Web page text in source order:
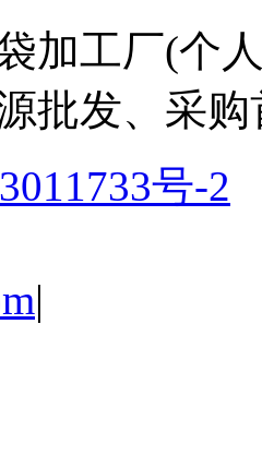
加工厂(个
批发、采购
号-2
|